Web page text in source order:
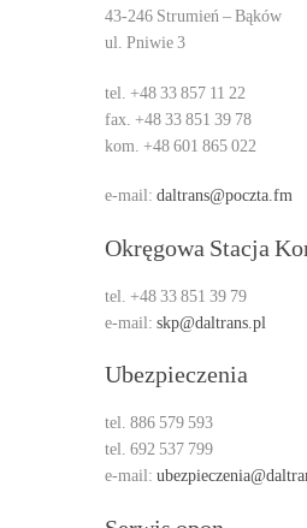
43-246 Strumień – Bąków
ul. Pniwie 3
tel. +48 33 857 11 22
fax. +48 33 851 39 78
kom. +48 601 865 022
e-mail: daltrans@poczta.fm
Okręgowa Stacja
tel. +48 33 851 39 79
e-mail: skp@daltrans.pl
Ubezpieczenia
tel. 886 579 593
tel. 692 537 799
e-mail: